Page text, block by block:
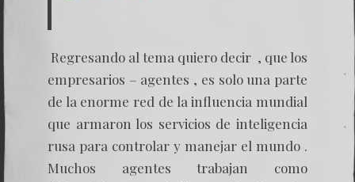
Regresando al tema quiero decir , que los
empresarios – agentes , es solo una parte
de la enorme red de la influencia mundial
que armaron los servicios de inteligencia
rusa para controlar y manejar el mundo .
Muchos agentes trabajan como